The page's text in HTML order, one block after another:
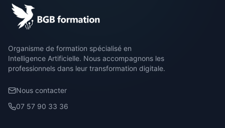
Organisme de formation spécialisé en
Intelligence Artificielle. Nous accompagnons les
professionnels dans leur transformation digitale.
Nous contacter
07 57 90 33 36